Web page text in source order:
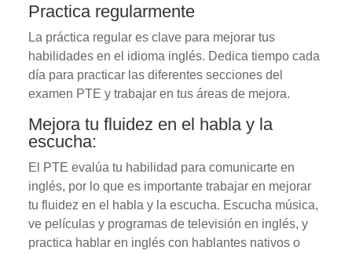
Practica regularmente
La práctica regular es clave para mejorar tus
habilidades en el idioma inglés. Dedica tiempo cada
día para practicar las diferentes secciones del
examen PTE y trabajar en tus áreas de mejora.
Mejora tu fluidez en el habla y la
escucha:
El PTE evalúa tu habilidad para comunicarte en
inglés, por lo que es importante trabajar en mejorar
tu fluidez en el habla y la escucha. Escucha música,
ve películas y programas de televisión en inglés, y
practica hablar en inglés con hablantes nativos o